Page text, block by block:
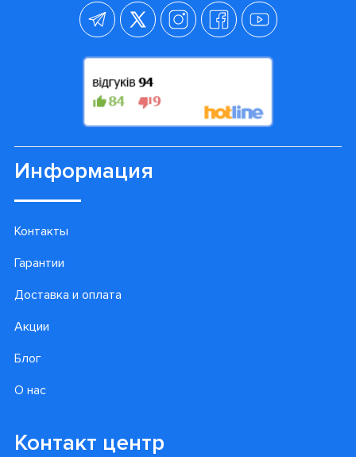
Информация
Контакты
Гарантии
Доставка и оплата
Акции
Блог
О нас
Контакт центр